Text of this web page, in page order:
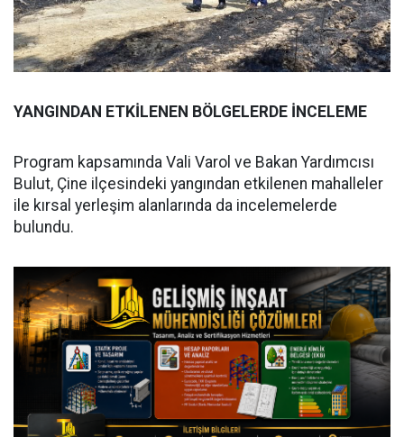
YANGINDAN ETKİLENEN BÖLGELERDE İNCELEME
Program kapsamında Vali Varol ve Bakan Yardımcısı
Bulut, Çine ilçesindeki yangından etkilenen mahalleler
ile kırsal yerleşim alanlarında da incelemelerde
bulundu.